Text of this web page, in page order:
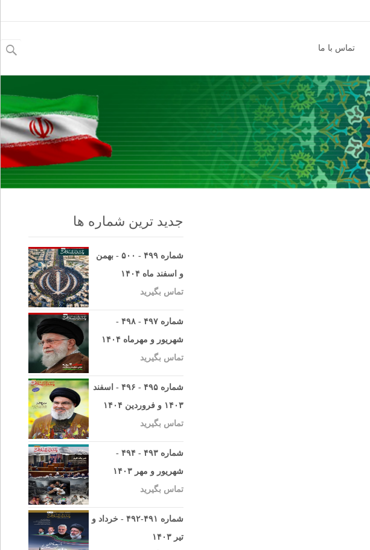
تماس با ما
برای:
جدید ترین شماره ها
شماره ۴۹۹ - ۵۰۰ - بهمن
و اسفند ماه ۱۴۰۴
تماس بگیرید
شماره ۴۹۷ - ۴۹۸ -
شهریور و مهرماه ۱۴۰۴
تماس بگیرید
شماره ۴۹۵ - ۴۹۶ - اسفند
۱۴۰۳ و فروردین ۱۴۰۴
تماس بگیرید
شماره ۴۹۳ - ۴۹۴ -
شهریور و مهر ۱۴۰۳
تماس بگیرید
شماره ۴۹۱-۴۹۲ - خرداد و
تیر ۱۴۰۳